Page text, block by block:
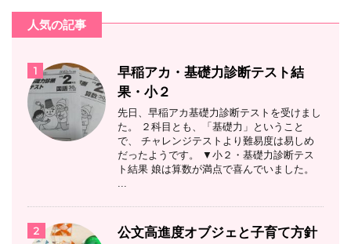
人気の記事
1
早稲アカ・基礎力診断テスト結
果・小２
先日、早稲アカ基礎力診断テストを受けまし
た。 ２科目とも、「基礎力」ということ
で、 チャレンジテストより難易度は易しめ
だったようです。 ▼小２・基礎力診断テス
ト結果 娘は算数が満点で喜んでいました。
...
2 公文高進度オブジェと子育て方針